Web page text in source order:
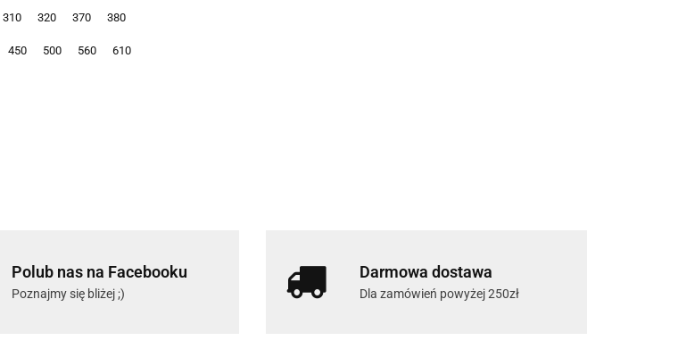
310 320 370 380
450 500 560 610
Polub nas na Facebooku
Poznajmy się bliżej ;)
Darmowa dostawa
Dla zamówień powyżej 250zł